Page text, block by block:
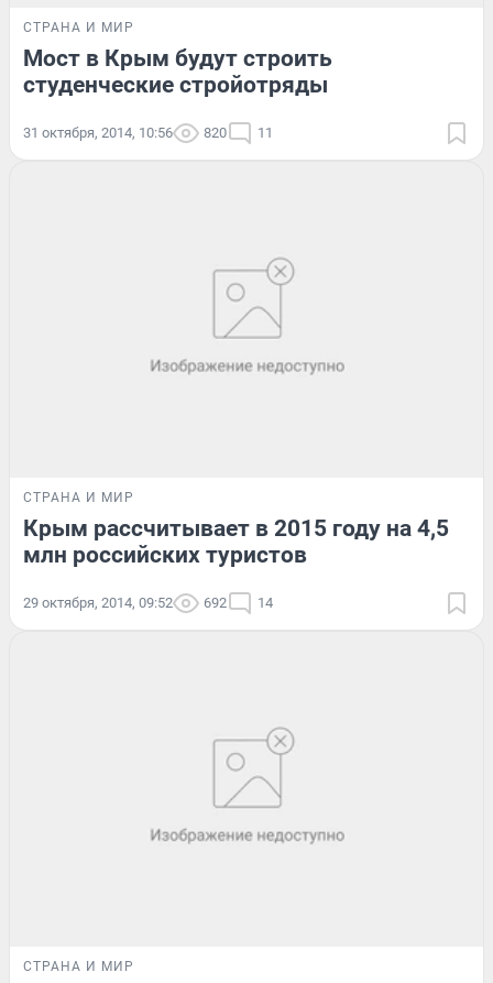
СТРАНА И МИР
Мост в Крым будут строить
студенческие стройотряды
31 октября, 2014, 10:56 820 11
СТРАНА И МИР
Крым рассчитывает в 2015 году на 4,5
млн российских туристов
29 октября, 2014, 09:52 692 14
СТРАНА И МИР